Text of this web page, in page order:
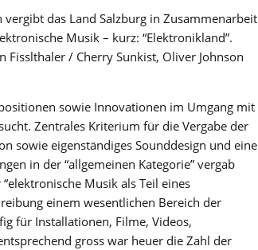
vergibt das Land Salzburg in Zusammenarbeit
Musik – kurz: “Elektronikland”.
Fisslthaler / Cherry Sunkist, Oliver Johnson
sowie Innovationen im Umgang mit
Zentrales Kriterium für die Vergabe der
sowie eigenständiges Sounddesign und eine
in der “allgemeinen Kategorie” vergab
Musik als Teil eines
einem wesentlichen Bereich der
für Installationen, Filme, Videos,
gross war heuer die Zahl der